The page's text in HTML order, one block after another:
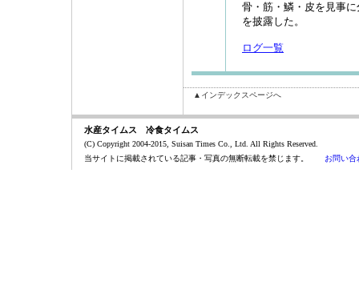
骨・筋・鱗・皮を見事
を披露した。
ログ一覧
▲インデックスページへ
水産タイムス 冷食タイムス
(C) Copyright 2004-2015, Suisan Times Co., Ltd. All Rights Reserved.
当サイトに掲載されている記事・写真の無断転載を禁じます。 お問い合